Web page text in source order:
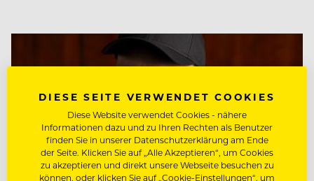
DIESE SEITE VERWENDET COOKIES
Diese Website verwendet Cookies - nähere
Informationen dazu und zu Ihren Rechten als Benutzer
finden Sie in unserer Datenschutzerklärung am Ende
der Seite. Klicken Sie auf „Alle Akzeptieren“, um Cookies
zu akzeptieren und direkt unsere Webseite besuchen zu
können, oder klicken Sie auf „Cookie-Einstellungen“, um